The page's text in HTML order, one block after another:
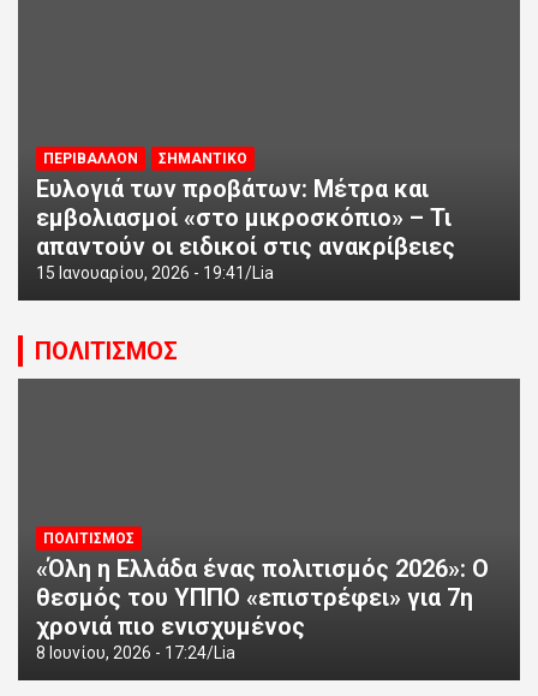
ΠΕΡΙΒΑΛΛΟΝ ΣΗΜΑΝΤΙΚΟ
Ευλογιά των προβάτων: Μέτρα και
εμβολιασμοί «στο μικροσκόπιο» – Τι
απαντούν οι ειδικοί στις ανακρίβειες
15 Ιανουαρίου, 2026 - 19:41 Lia
ΠΟΛΙΤΙΣΜΟΣ
ΠΟΛΙΤΙΣΜΟΣ
«Όλη η Ελλάδα ένας πολιτισμός 2026»: Ο
θεσμός του ΥΠΠΟ «επιστρέφει» για 7η
χρονιά πιο ενισχυμένος
8 Ιουνίου, 2026 - 17:24 Lia